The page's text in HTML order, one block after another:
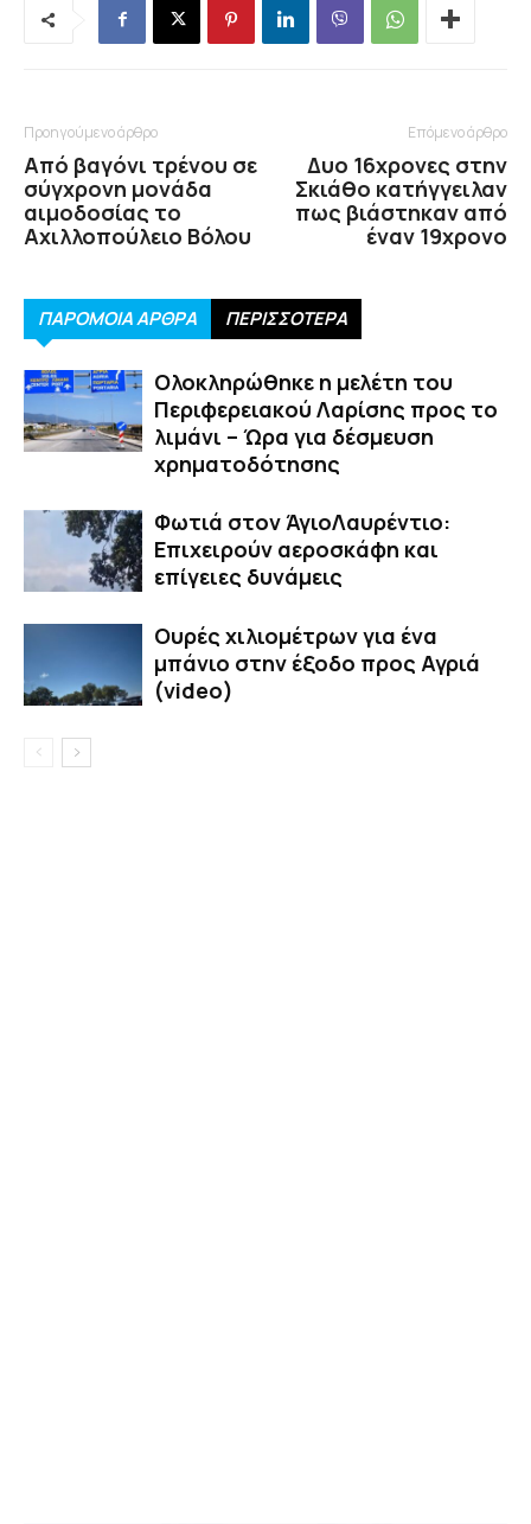
Προηγούμενο άρθρο
Από βαγόνι τρένου σε
σύγχρονη μονάδα
αιμοδοσίας το
Αχιλλοπούλειο Βόλου
Επόμενο άρθρο
Δυο 16χρονες στην
Σκιάθο κατήγγειλαν
πως βιάστηκαν από
έναν 19χρονο
ΠΑΡΟΜΟΙΑ ΑΡΘΡΑ ΠΕΡΙΣΣΟΤΕΡΑ
Ολοκληρώθηκε η μελέτη του
Περιφερειακού Λαρίσης προς το
λιμάνι – Ώρα για δέσμευση
χρηματοδότησης
Φωτιά στον ΆγιοΛαυρέντιο:
Επιχειρούν αεροσκάφη και
επίγειες δυνάμεις
Ουρές χιλιομέτρων για ένα
μπάνιο στην έξοδο προς Αγριά
(video)